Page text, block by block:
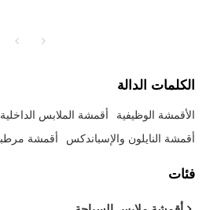
الكلمات الدالة
الأقمشة الوظيفية أقمشة الملابس الداخلية
أقمشة النايلون والإسباندكس أقمشة
فئات